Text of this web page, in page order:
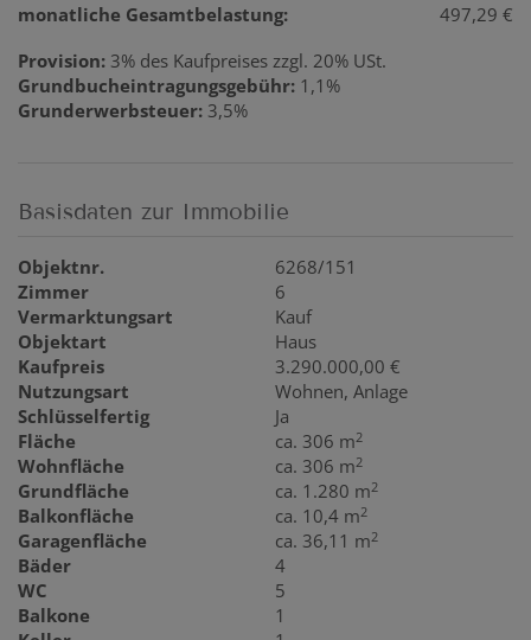
monatliche Gesamtbelastung:
497,29 €
Provision: 3% des Kaufpreises zzgl. 20% USt.
Grundbucheintragungsgebühr: 1,1%
Grunderwerbsteuer: 3,5%
Basisdaten zur Immobilie
Objektnr.
6268/151
Zimmer
6
Vermarktungsart
Kauf
Objektart
Haus
Kaufpreis
3.290.000,00 €
Nutzungsart
Wohnen Anlage
Schlüsselfertig
Ja
Fläche
ca. 306 m2
Wohnfläche ca. 306 m2
Grundfläche ca. 1.280 m2
Balkonfläche ca. 10,4 m2
Garagenfläche ca. 36,11 m2
Bäder
4
WC
5
Balkone
1